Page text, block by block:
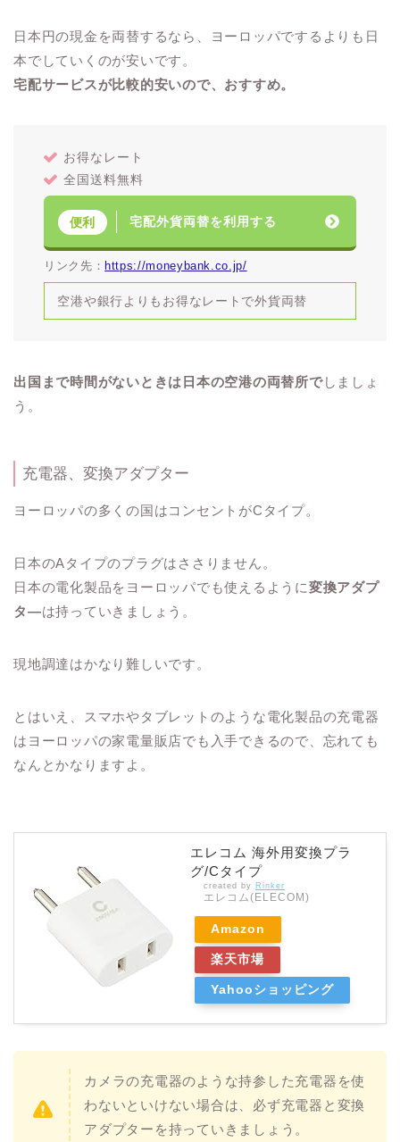
日本円の現金を両替するなら、ヨーロッパでするよりも日
本でしていくのが安いです。
宅配サービスが比較的安いので、おすすめ。
お得なレート
全国送料無料
便利 宅配外貨両替を利用する
リンク先： https://moneybank.co.jp/
空港や銀行よりもお得なレートで外貨両替
出国まで時間がないときは日本の空港の両替所でしましょ
う。
充電器、変換アダプター
ヨーロッパの多くの国はコンセントがCタイプ。
日本のAタイプのプラグはささりません。
日本の電化製品をヨーロッパでも使えるように変換アダプ
タ―は持っていきましょう。
現地調達はかなり難しいです。
とはいえ、スマホやタブレットのような電化製品の充電器
はヨーロッパの家電量販店でも入手できるので、忘れても
なんとかなりますよ。
エレコム 海外用変換プラ
グ/Cタイプ
created by Rinker
エレコム(ELECOM)
Amazon
楽天市場
Yahooショッピング
カメラの充電器のような持参した充電器を使
わないといけない場合は、必ず充電器と変換
アダプターを持っていきましょう。